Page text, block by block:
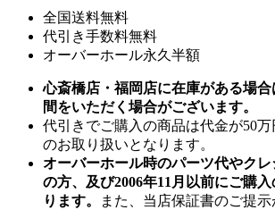
全国送料無料
代引き手数料無料
オーバーホール永久半額
心斎橋店・福岡店に在庫がある場
間をいただく場合がございます。
代引きでご購入の商品は代金が50
のお取り扱いとなります。
オーバーホール時のパーツ代やク
の方、及び2006年11月以前にご購
ります。
また、当店保証書のご提